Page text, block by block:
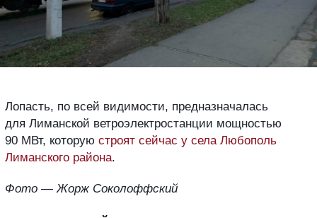
Лопасть, по всей видимости, предназначалась
для Лиманской ветроэлектростанции мощностью
90 МВт, которую строят сейчас у села Любополь
Лиманского района.
Фото —Жорж Соколоффский